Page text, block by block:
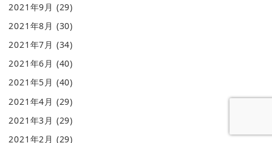
2021年9月 (29)
2021年8月 (30)
2021年7月 (34)
2021年6月 (40)
2021年5月 (40)
2021年4月 (29)
2021年3月 (29)
2021年2月 (29)